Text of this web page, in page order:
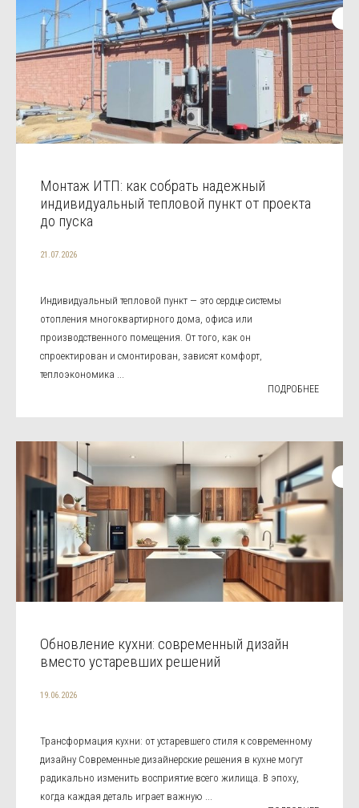
Монтаж ИТП: как собрать надежный
индивидуальный тепловой пункт от проекта
до пуска
21.07.2026
Индивидуальный тепловой пункт — это сердце системы
отопления многоквартирного дома, офиса или
производственного помещения. От того, как он
спроектирован и смонтирован, зависят комфорт,
теплоэкономика ...
ПОДРОБНЕЕ
Обновление кухни: современный дизайн
вместо устаревших решений
19.06.2026
Трансформация кухни: от устаревшего стиля к современному
дизайну Современные дизайнерские решения в кухне могут
радикально изменить восприятие всего жилища. В эпоху,
когда каждая деталь играет важную ...